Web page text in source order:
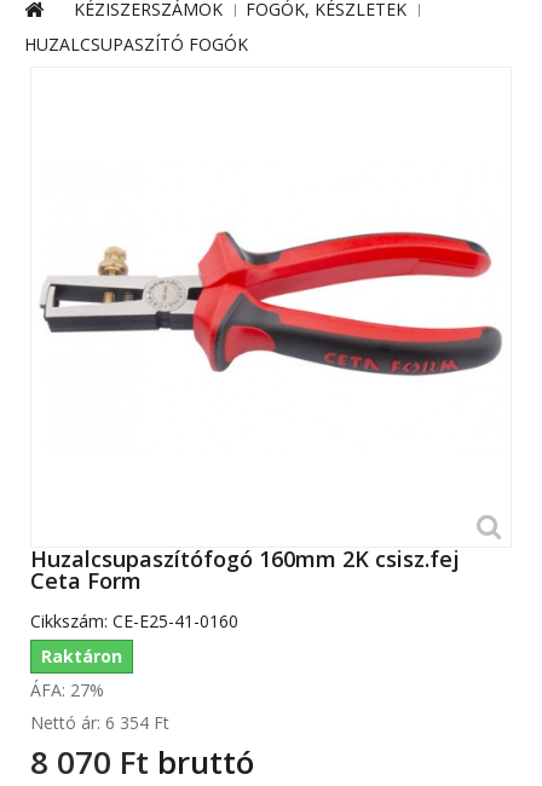
KÉZISZERSZÁMOK
FOGÓK, KÉSZLETEK
HUZALCSUPASZÍTÓ FOGÓK
Huzalcsupaszítófogó 160mm 2K csisz.fej
Ceta Form
Cikkszám: CE-E25-41-0160
Raktáron
ÁFA: 27%
Nettó ár: 6 354 Ft‎
8 070 Ft‎ bruttó